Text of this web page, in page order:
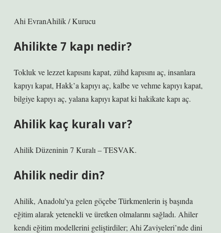
Ahi EvranAhilik / Kurucu
Ahilikte 7 kapı nedir?
Tokluk ve lezzet kapısını kapat, zühd kapısını aç, insanlara
kapıyı kapat, Hakk’a kapıyı aç, kalbe ve vehme kapıyı kapat,
bilgiye kapıyı aç, yalana kapıyı kapat ki hakikate kapı aç.
Ahilik kaç kuralı var?
Ahilik Düzeninin 7 Kuralı – TESVAK.
Ahilik nedir din?
Ahilik, Anadolu’ya gelen göçebe Türkmenlerin iş başında
eğitim alarak yetenekli ve üretken olmalarını sağladı. Ahiler
kendi eğitim modellerini geliştirdiler; Ahi Zaviyeleri’nde dini